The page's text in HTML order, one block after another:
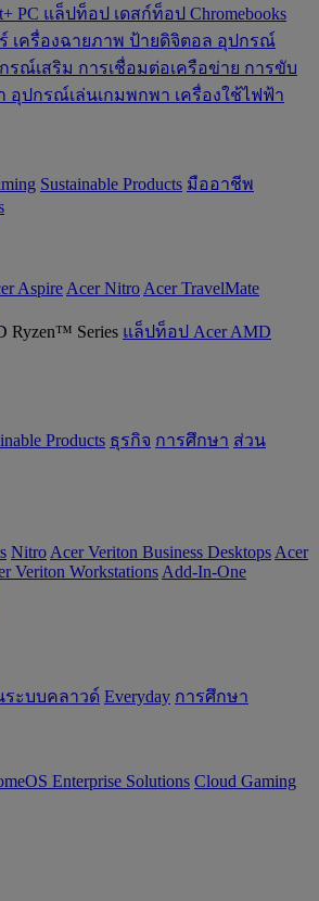
PC แล็ปท็อป เดสก์ท็อป Chromebooks
เครื่องฉายภาพ ป้ายดิจิตอล อุปกรณ์
รณ์เสริม การเชื่อมต่อเครือข่าย การขับ
อุปกรณ์เล่นเกมพกพา เครื่องใช้ไฟฟ้า
‌Sustainable Products มืออาชีพ
Aspire Acer Nitro Acer TravelMate
แล็ปท็อป Acer AMD
Products ธุรกิจ การศึกษา ส่วน
Nitro Acer Veriton Business Desktops Acer
Veriton Workstations Add-In-One
ระบบคลาวด์ Everyday การศึกษา
Enterprise Solutions Cloud Gaming